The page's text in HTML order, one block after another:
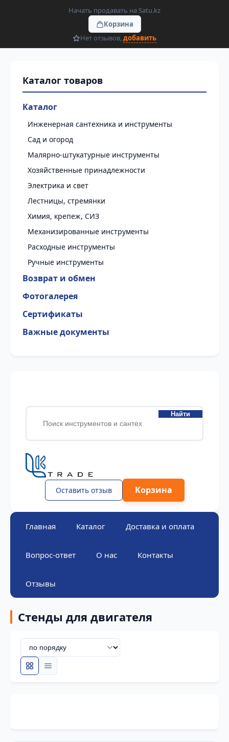
Начать продавать на Satu.kz
Корзина
Нет отзывов,добавить
Каталог
Инженерная сантехника и инструменты
Сад и огород
Малярно-штукатурные инструменты
Хозяйственные принадлежности
Электрика и свет
Лестницы, стремянки
Химия, крепеж, СИЗ
Механизированные инструменты
Расходные инструменты
Ручные инструменты
Возврат и обмен
Фотогалерея
Сертификаты
Важные документы
Найти
Оставить отзыв Корзина
Главная Каталог Доставка и оплата
Вопрос-ответ О нас Контакты
Отзывы
Стенды для двигателя